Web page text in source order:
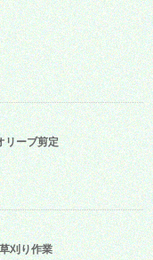
リーブ剪定
刈り作業